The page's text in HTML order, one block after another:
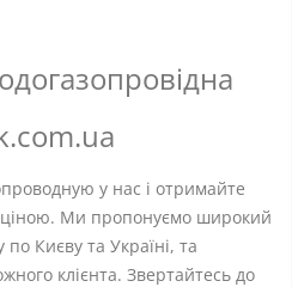
у нас і отримайте
ціною. Ми пропонуємо широкий
Києву та Україні, та
клієнта. Звертайтесь до